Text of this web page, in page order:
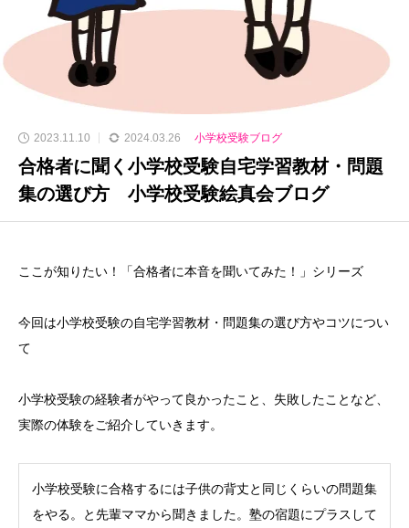
2023.11.10 2024.03.26 小学校受験ブログ
合格者に聞く小学校受験自宅学習教材・問題
集の選び方 小学校受験絵真会ブログ
ここが知りたい！「合格者に本音を聞いてみた！」シリーズ
今回は小学校受験の自宅学習教材・問題集の選び方やコツについ
て
小学校受験の経験者がやって良かったこと、失敗したことなど、
実際の体験をご紹介していきます。
小学校受験に合格するには子供の背丈と同じくらいの問題集
をやる。と先輩ママから聞きました。塾の宿題にプラスして